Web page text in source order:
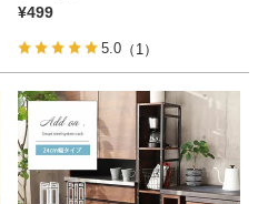
¥499
5.0 （1）